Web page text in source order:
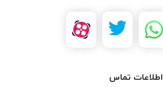
اطلاعات تماس